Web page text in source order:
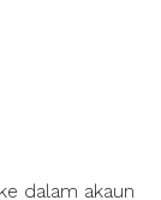
dalam akaun